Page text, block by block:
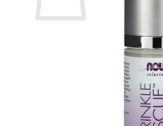
Chưa có sản phẩm trong
Quay trở lại cửa hàng